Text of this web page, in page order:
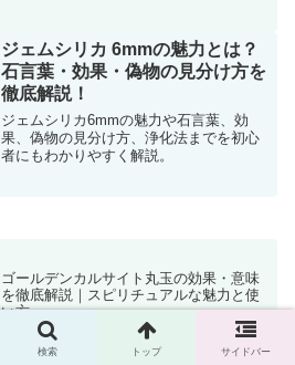
ジェムシリカ 6mmの魅力とは？
石言葉・効果・偽物の見分け方を
徹底解説！
ジェムシリカ6mmの魅力や石言葉、効
果、偽物の見分け方、浄化法までを初心
者にもわかりやすく解説。
ゴールデンカルサイト丸玉の効果・意味
を徹底解説｜スピリチュアルな魅力と使
い方
検索 トップ サイドバー